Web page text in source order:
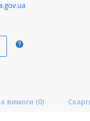
help
вимоги (0)